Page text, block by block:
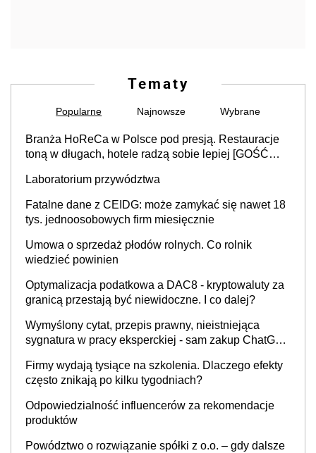
Tematy
Popularne Najnowsze Wybrane
Branża HoReCa w Polsce pod presją. Restauracje
toną w długach, hotele radzą sobie lepiej [GOŚĆ
Laboratorium przywództwa
Fatalne dane z CEIDG: może zamykać się nawet 18
tys. jednoosobowych firm miesięcznie
Umowa o sprzedaż płodów rolnych. Co rolnik
wiedzieć powinien
Optymalizacja podatkowa a DAC8 - kryptowaluty za
granicą przestają być niewidoczne. I co dalej?
Wymyślony cytat, przepis prawny, nieistniejąca
sygnatura w pracy eksperckiej - sam zakup ChatGPT
Firmy wydają tysiące na szkolenia. Dlaczego efekty
często znikają po kilku tygodniach?
Odpowiedzialność influencerów za rekomendacje
produktów
Powództwo o rozwiązanie spółki z o.o. – gdy dalsze